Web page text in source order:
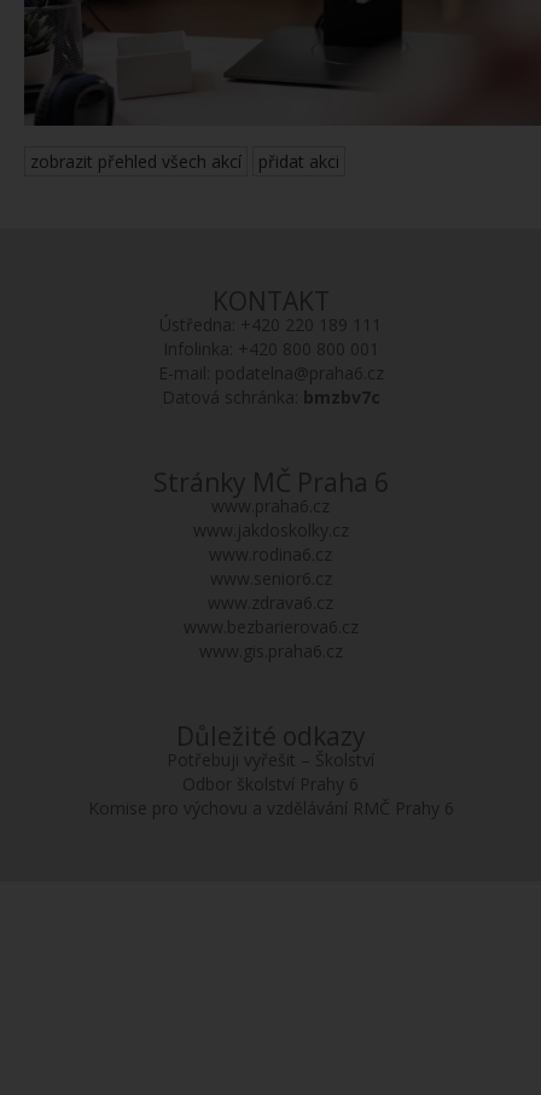
zobrazit přehled všech akcí přidat akci
KONTAKT
Ústředna: +420 220 189 111
Infolinka: +420 800 800 001
E-mail: podatelna@praha6.cz
Datová schránka: bmzbv7c
Stránky MČ Praha 6
www.praha6.cz
www.jakdoskolky.cz
www.rodina6.cz
www.senior6.cz
www.zdrava6.cz
www.bezbarierova6.cz
www.gis.praha6.cz
Důležité odkazy
Potřebuji vyřešit – Školství
Odbor školství Prahy 6
Komise pro výchovu a vzdělávání RMČ Prahy 6